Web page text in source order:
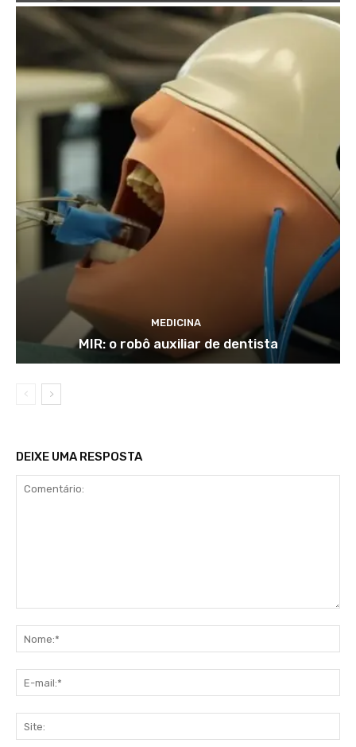
MEDICINA
MIR: o robô auxiliar de dentista
DEIXE UMA RESPOSTA